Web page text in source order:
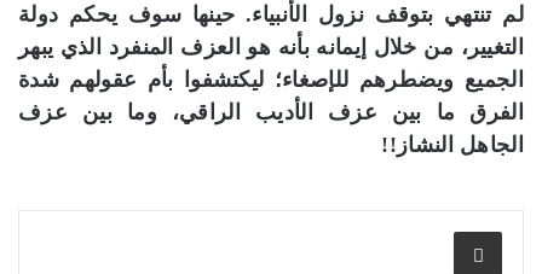
لم تنتهي بتوقف نزول الأنبياء. حينها سوف يحكم دولة
التغيير، من خلال إيمانه بأنه هو العزف المنفرد الذي يبهر
الجميع ويضطرهم للإصغاء؛ ليكتشفوا بأم عقولهم شدة
الفرق ما بين عزف الأديب الراقي، وما بين عزف
الجاهل النشاز!!